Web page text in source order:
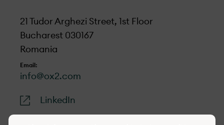
21 Tudor Arghezi Street, 1st Floor
Bucharest 030167
Romania
Email:
info@ox2.com
LinkedIn